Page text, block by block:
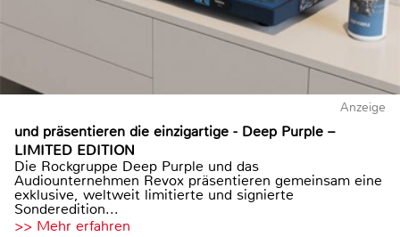
Anzeige
und präsentieren die einzigartige - Deep Purple –
LIMITED EDITION
Die Rockgruppe Deep Purple und das
Audiounternehmen Revox präsentieren gemeinsam eine
exklusive, weltweit limitierte und signierte
Sonderedition...
>> Mehr erfahren